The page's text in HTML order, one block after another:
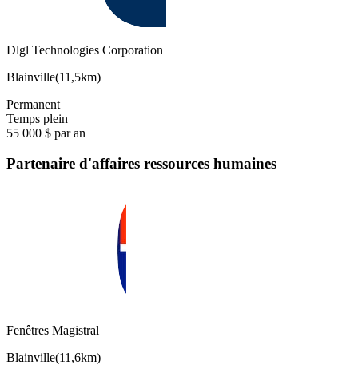
Dlgl Technologies Corporation
Blainville(11,5km)
Permanent
Temps plein
55 000 $ par an
Partenaire d'affaires ressources humaines
Fenêtres Magistral
Blainville(11,6km)